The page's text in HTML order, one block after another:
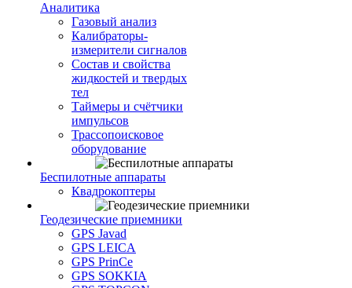
Аналитика
Газовый анализ
Калибраторы-
измерители сигналов
Состав и свойства
жидкостей и твердых
тел
Таймеры и счётчики
импульсов
Трассопоисковое
оборудование
Беспилотные аппараты
Квадрокоптеры
Геодезические приемники
GPS Javad
GPS LEICA
GPS PrinCe
GPS SOKKIA